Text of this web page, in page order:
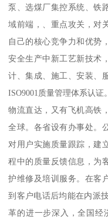
泵、选煤厂集控系统、铁
域前端，、重点攻关，对
自己的核心竞争力和优势
安全生产中新工艺新技术
计、集成、施工、安装、
ISO9001质量管理体系认
物流直达，又有飞机高铁
全球。各省设有办事处。
对用户实施质量跟踪，建
程中的质量反馈信息，为
护维修及培训服务。在客
到客户电话后均能在内派
革的进一步深入，全国经